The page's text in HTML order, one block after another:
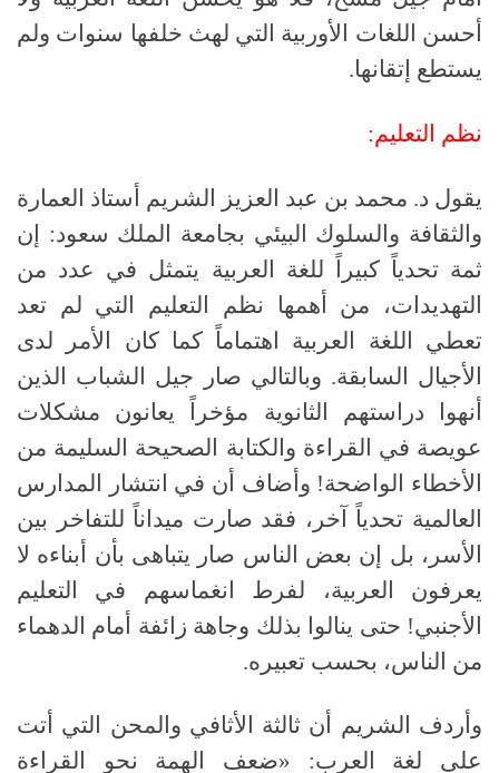
أحسن اللغات الأوربية التي لهث خلفها سنوات ولم
يستطع إتقانها.
نظم التعليم:
يقول د. محمد بن عبد العزيز الشريم أستاذ العمارة
والثقافة والسلوك البيئي بجامعة الملك سعود:
إن
ثمة تحدياً كبيراً للغة العربية يتمثل في عدد من
التهديدات، من أهمها نظم التعليم التي لم تعد
تعطي اللغة العربية اهتماماً كما كان الأمر لدى
الأجيال السابقة. وبالتالي صار جيل الشباب الذين
أنهوا دراستهم الثانوية مؤخراً يعانون مشكلات
عويصة في القراءة والكتابة الصحيحة السليمة من
الأخطاء الواضحة! وأضاف أن في انتشار المدارس
العالمية تحدياً آخر، فقد صارت ميداناً للتفاخر بين
الأسر، بل إن بعض الناس صار يتباهى بأن أبناءه لا
يعرفون العربية، لفرط انغماسهم في التعليم
الأجنبي! حتى ينالوا بذلك وجاهة زائفة أمام الدهماء
من الناس، بحسب تعبيره.
وأردف الشريم أن ثالثة الأثافي والمحن التي أتت
على لغة العرب: «ضعف الهمة نحو القراءة